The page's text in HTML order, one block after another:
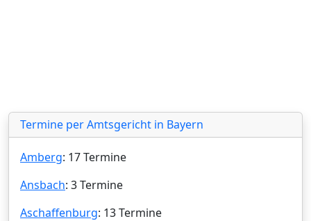
Termine per Amtsgericht in Bayern
Amberg: 17 Termine
Ansbach: 3 Termine
Aschaffenburg: 13 Termine